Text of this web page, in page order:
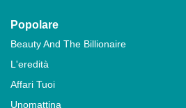
Popolare
Beauty And The Billionaire
L'eredità
Affari Tuoi
Unomattina